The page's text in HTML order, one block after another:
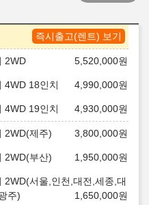
즉시출고(렌트) 보기
2WD 5,520,000원
4WD 18인치 4,990,000원
4WD 19인치 4,930,000원
2WD(제주) 3,800,000원
2WD(부산) 1,950,000원
2WD(서울,인천,대전,세종,대
주)
1,650,000원